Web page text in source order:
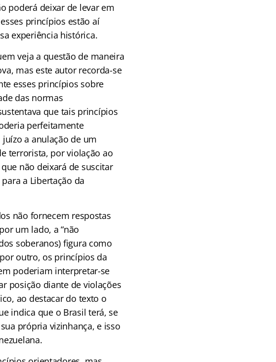
poderá deixar de levar em
princípios estão aí
experiência histórica.
veja a questão de maneira
mas este autor recorda-se
esses princípios sobre
das normas
que tais princípios
perfeitamente
a anulação de um
terrorista, por violação ao
não deixará de suscitar
a Libertação da
não fornecem respostas
um lado, a “não
soberanos) figura como
outro, os princípios da
poderiam interpretar-se
posição diante de violações
ao destacar do texto o
indica que o Brasil terá, se
própria vizinhança, e isso